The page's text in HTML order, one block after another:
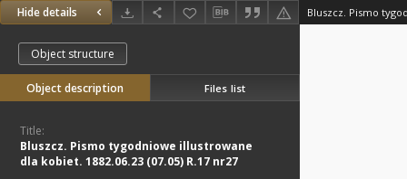
Hide details
Object structure
Object description Files list
Title:
Bluszcz. Pismo tygodniowe illustrowane
dla kobiet. 1882.06.23 (07.05) R.17 nr27